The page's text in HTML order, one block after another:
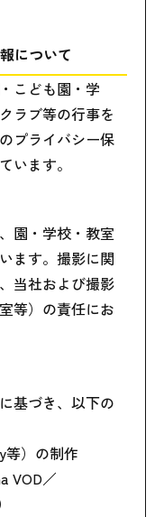
について
こども園・学
ラブ等の行事を
プライバシー保
います。
園・学校・教室
ます。撮影に関
当社および撮影
等）の責任にお
基づき、以下の
等）の制作
VOD／